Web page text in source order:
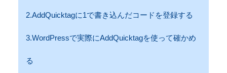
2.AddQuicktagに1で書き込んだコードを登録する
3.WordPressで実際にAddQuicktagを使って確かめ
る